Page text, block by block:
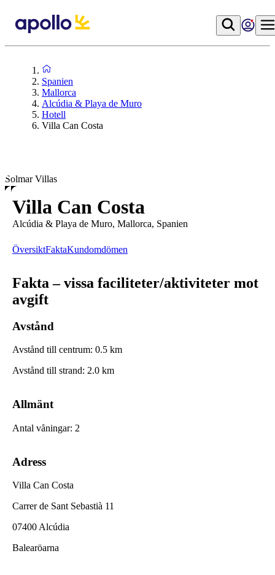
Spanien
Mallorca
Alcúdia & Playa de Muro
Hotell
Villa Can Costa
Solmar Villas
Villa Can Costa
Alcúdia & Playa de Muro, Mallorca, Spanien
ÖversiktFaktaKundomdömen
Fakta – vissa faciliteter/aktiviteter mot
avgift
Avstånd
Avstånd till centrum: 0.5 km
Avstånd till strand: 2.0 km
Allmänt
Antal våningar: 2
Adress
Villa Can Costa
Carrer de Sant Sebastià 11
07400 Alcúdia
Balearöarna